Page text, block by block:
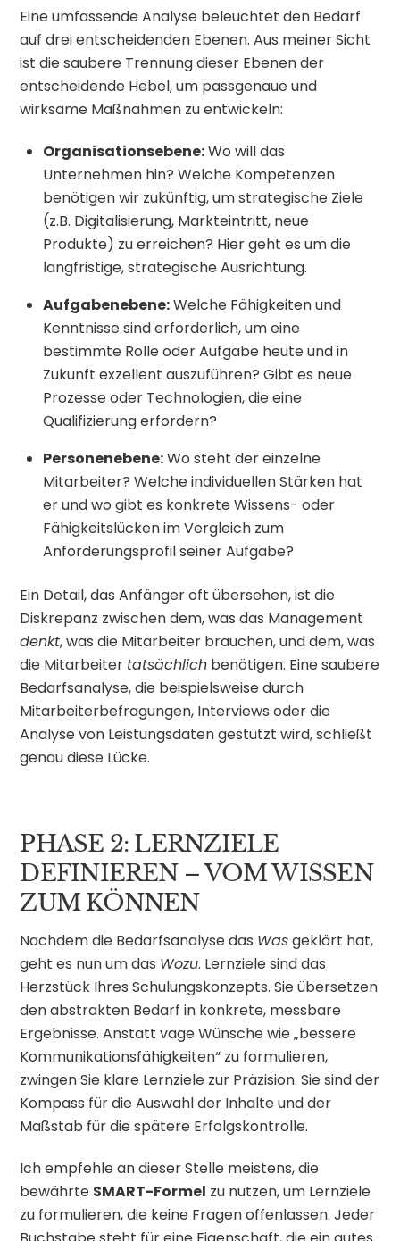
Eine umfassende Analyse beleuchtet den Bedarf
auf drei entscheidenden Ebenen. Aus meiner Sicht
ist die saubere Trennung dieser Ebenen der
entscheidende Hebel, um passgenaue und
wirksame Maßnahmen zu entwickeln:
Organisationsebene:Wo will das
Unternehmen hin? Welche Kompetenzen
benötigen wir zukünftig, um strategische Ziele
(z.B. Digitalisierung, Markteintritt, neue
Produkte) zu erreichen? Hier geht es um die
langfristige, strategische Ausrichtung.
Aufgabenebene:Welche Fähigkeiten und
Kenntnisse sind erforderlich, um eine
bestimmte Rolle oder Aufgabe heute und in
Zukunft exzellent auszuführen? Gibt es neue
Prozesse oder Technologien, die eine
Qualifizierung erfordern?
Personenebene:Wo steht der einzelne
Mitarbeiter? Welche individuellen Stärken hat
er und wo gibt es konkrete Wissens- oder
Fähigkeitslücken im Vergleich zum
Anforderungsprofil seiner Aufgabe?
Ein Detail, das Anfänger oft übersehen, ist die
Diskrepanz zwischen dem, was das Management
denkt, was die Mitarbeiter brauchen, und dem, was
die Mitarbeiter tatsächlich benötigen. Eine saubere
Bedarfsanalyse, die beispielsweise durch
Mitarbeiterbefragungen, Interviews oder die
Analyse von Leistungsdaten gestützt wird, schließt
genau diese Lücke.
PHASE 2: LERNZIELE
DEFINIEREN – VOM WISSEN
ZUM KÖNNEN
Nachdem die Bedarfsanalyse das Wasgeklärt hat,
geht es nun um das Wozu. Lernziele sind das
Herzstück Ihres Schulungskonzepts. Sie übersetzen
den abstrakten Bedarf in konkrete, messbare
Ergebnisse. Anstatt vage Wünsche wie „bessere
Kommunikationsfähigkeiten“ zu formulieren,
zwingen Sie klare Lernziele zur Präzision. Sie sind der
Kompass für die Auswahl der Inhalte und der
Maßstab für die spätere Erfolgskontrolle.
Ich empfehle an dieser Stelle meistens, die
bewährte SMART-Formel zu nutzen, um Lernziele
zu formulieren, die keine Fragen offenlassen. Jeder